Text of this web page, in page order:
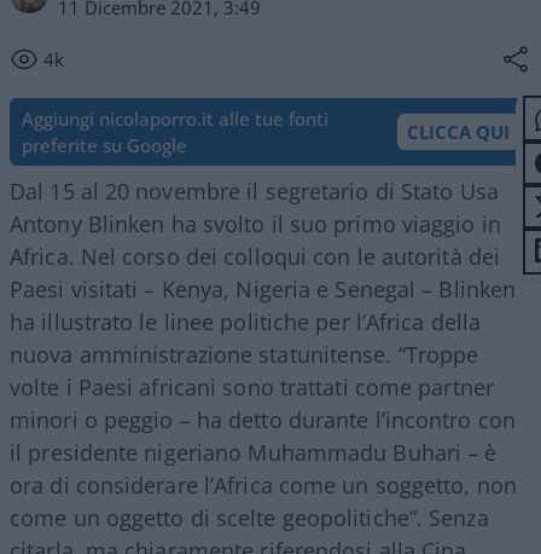
11 Dicembre 2021, 3:49
4k
Aggiungi nicolaporro.it alle tue fonti
preferite su Google
CLICCA QUI
Dal 15 al 20 novembre il segretario di Stato Usa
Antony Blinken ha svolto il suo primo viaggio in
Africa. Nel corso dei colloqui con le autorità dei
Paesi visitati – Kenya, Nigeria e Senegal – Blinken
ha illustrato le linee politiche per l’Africa della
nuova amministrazione statunitense. “Troppe
volte i Paesi africani sono trattati come partner
minori o peggio – ha detto durante l’incontro con
il presidente nigeriano Muhammadu Buhari – è
ora di considerare l’Africa come un soggetto, non
come un oggetto di scelte geopolitiche”. Senza